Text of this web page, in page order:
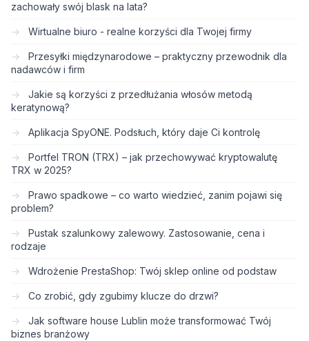
zachowały swój blask na lata?
Wirtualne biuro - realne korzyści dla Twojej firmy
Przesyłki międzynarodowe – praktyczny przewodnik dla
nadawców i firm
Jakie są korzyści z przedłużania włosów metodą
keratynową?
Aplikacja SpyONE. Podsłuch, który daje Ci kontrolę
Portfel TRON (TRX) – jak przechowywać kryptowalutę
TRX w 2025?
Prawo spadkowe – co warto wiedzieć, zanim pojawi się
problem?
Pustak szalunkowy zalewowy. Zastosowanie, cena i
rodzaje
Wdrożenie PrestaShop: Twój sklep online od podstaw
Co zrobić, gdy zgubimy klucze do drzwi?
Jak software house Lublin może transformować Twój
biznes branżowy